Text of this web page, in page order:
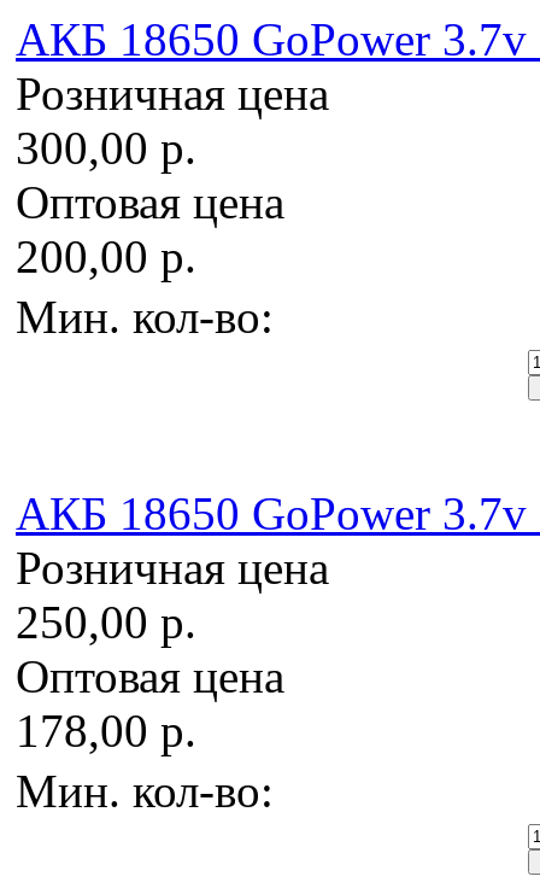
AКБ 18650 GoPower
Розничная цена
300,00 р.
Оптовая цена
200,00 р.
Мин. кол-во:
AКБ 18650 GoPower
Розничная цена
250,00 р.
Оптовая цена
178,00 р.
Мин. кол-во: